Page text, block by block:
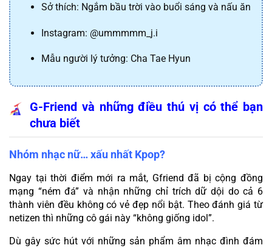
Sở thích: Ngắm bầu trời vào buổi sáng và nấu ăn
Instagram: @ummmmm_j.i
Mẫu người lý tưởng: Cha Tae Hyun
G-Friend và những điều thú vị có thể bạn
chưa biết
Nhóm nhạc nữ… xấu nhất Kpop?
Ngay tại thời điểm mới ra mắt, Gfriend đã bị cộng đồng
mạng “ném đá” và nhận những chỉ trích dữ dội do cả 6
thành viên đều không có vẻ đẹp nổi bật. Theo đánh giá từ
netizen thì những cô gái này “không giống idol”.
Dù gây sức hút với những sản phẩm âm nhạc đình đám